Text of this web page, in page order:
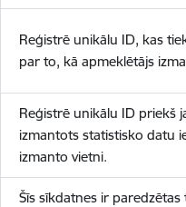
Reģistrē unikālu ID, kas
par to, kā apmeklētājs
Reģistrē unikālu ID priekš
izmantots statistisko datu
izmanto vietni.
Šīs sīkdatnes ir